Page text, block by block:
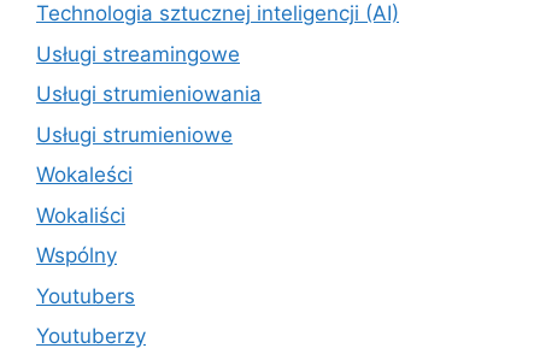
Technologia sztucznej inteligencji (AI)
Usługi streamingowe
Usługi strumieniowania
Usługi strumieniowe
Wokaleści
Wokaliści
Wspólny
Youtubers
Youtuberzy